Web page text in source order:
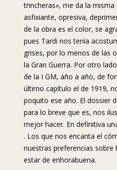
trincheras», me da la
asfixiante, opresiva,
de la obra es el color, se
pues Tardi nos tenía
grises, por lo menos de las
la Gran Guerra. Por otro
de la I GM, año a año, de
último capítulo el de 1919,
poquito ese año. El dossier
para lo breve que es, nos
mejor hacer. En definitiva
. Los que nos encanta el
nuestras preferencias sobre
estar de enhorabuena.